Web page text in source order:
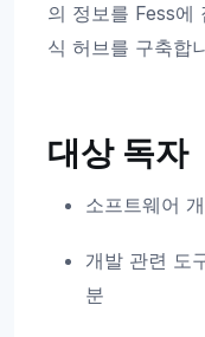
의 정보를 Fess에
식 허브를 구축합
대상 독자
소프트웨어
개발 관련 도
분